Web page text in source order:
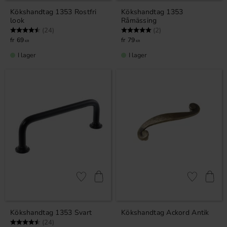
Kökshandtag 1353 Rostfri
look
Betyg: (24)
69 KR
I lager
Kökshandtag 1353
Råmässing
Betyg: (2)
79 KR
I lager
Kökshandtag 1353 Svart
Betyg: (24)
Lägg till i favoriter
Kökshandtag Ackord Antik
Lägg till i